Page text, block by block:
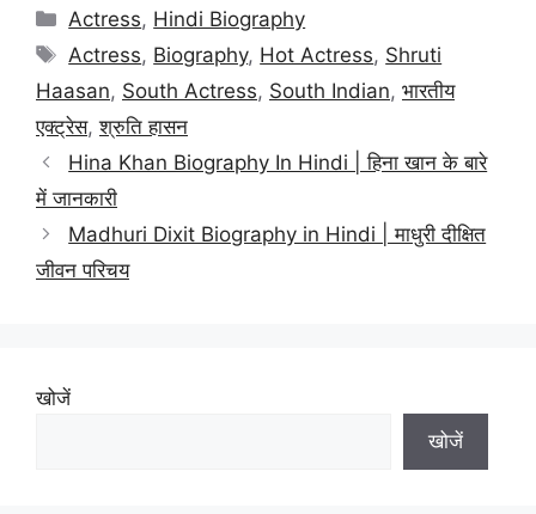
Categories
Actress, Hindi Biography
Tags
Actress, Biography, Hot Actress, Shruti
Haasan, South Actress, South Indian, भारतीय
एक्ट्रेस,श्रुति हासन
Hina Khan Biography In Hindi | हिना खान के बारे
में जानकारी
Madhuri Dixit Biography in Hindi | माधुरी दीक्षित
जीवन परिचय
खोजें
खोजें